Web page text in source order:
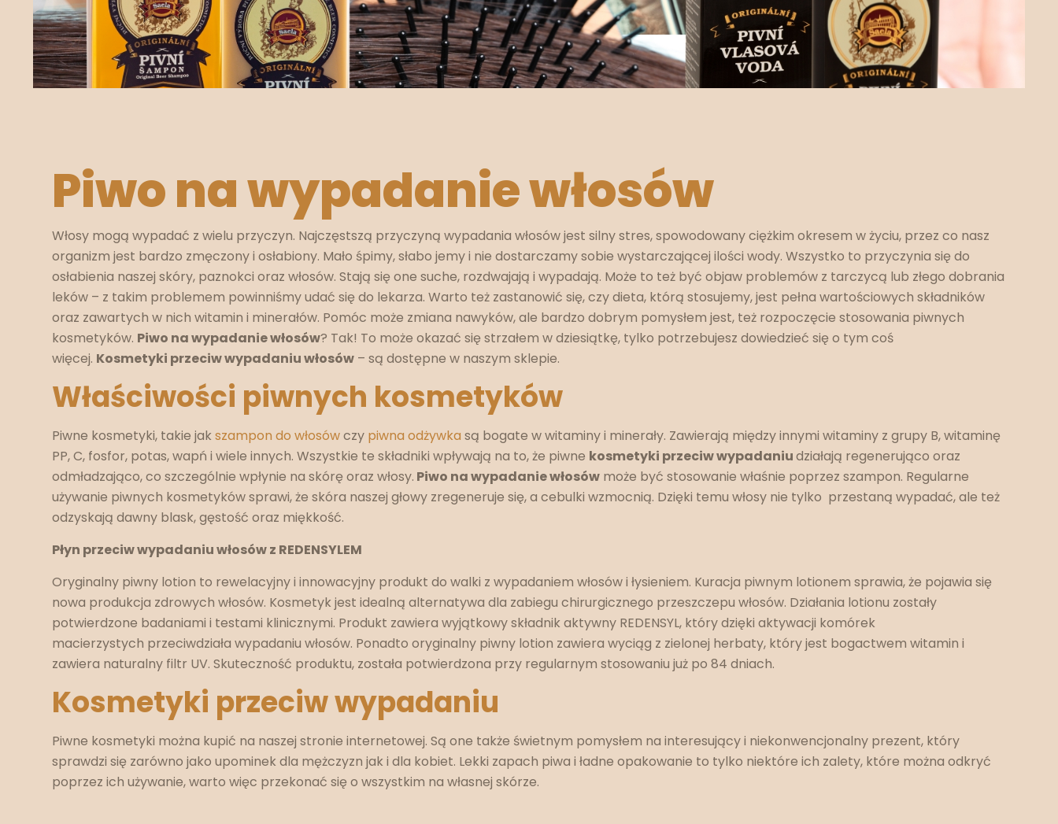
Piwo na wypadanie włosów
Włosy mogą wypadać z wielu przyczyn. Najczęstszą przyczyną wypadania włosów jest silny stres, spowodowany ciężkim okresem w życiu, przez co nasz
organizm jest bardzo zmęczony i osłabiony. Mało śpimy, słabo jemy i nie dostarczamy sobie wystarczającej ilości wody. Wszystko to przyczynia się do
osłabienia naszej skóry, paznokci oraz włosów. Stają się one suche, rozdwajają i wypadają. Może to też być objaw problemów z tarczycą lub złego dobrania
leków – z takim problemem powinniśmy udać się do lekarza. Warto też zastanowić się, czy dieta, którą stosujemy, jest pełna wartościowych składników
oraz zawartych w nich witamin i minerałów. Pomóc może zmiana nawyków, ale bardzo dobrym pomysłem jest, też rozpoczęcie stosowania piwnych
kosmetyków. Piwo na wypadanie włosów? Tak! To może okazać się strzałem w dziesiątkę, tylko potrzebujesz dowiedzieć się o tym coś
więcej. Kosmetyki przeciw wypadaniu włosów – są dostępne w naszym sklepie.
Właściwości piwnych kosmetyków
Piwne kosmetyki, takie jakszampon do włosówczy piwna odżywka są bogate w witaminy i minerały. Zawierają między innymi witaminy z grupy B, witaminę
PP, C, fosfor, potas, wapń i wiele innych. Wszystkie te składniki wpływają na to, że piwne kosmetyki przeciw wypadaniudziałają regenerująco oraz
odmładzająco, co szczególnie wpłynie na skórę oraz włosy. Piwo na wypadanie włosów może być stosowanie właśnie poprzez szampon. Regularne
używanie piwnych kosmetyków sprawi, że skóra naszej głowy zregeneruje się, a cebulki wzmocnią. Dzięki temu włosy nie tylko przestaną wypadać, ale też
odzyskają dawny blask, gęstość oraz miękkość.
Płyn przeciw wypadaniu włosów z REDENSYLEM
Oryginalny piwny lotion to rewelacyjny i innowacyjny produkt do walki z wypadaniem włosów i łysieniem. Kuracja piwnym lotionem sprawia, że pojawia się
nowa produkcja zdrowych włosów. Kosmetyk jest idealną alternatywa dla zabiegu chirurgicznego przeszczepu włosów. Działania lotionu zostały
potwierdzone badaniami i testami klinicznymi. Produkt zawiera wyjątkowy składnik aktywny REDENSYL, który dzięki aktywacji komórek
macierzystych przeciwdziała wypadaniu włosów. Ponadto oryginalny piwny lotion zawiera wyciąg z zielonej herbaty, który jest bogactwem witamin i
zawiera naturalny filtr UV. Skuteczność produktu, została potwierdzona przy regularnym stosowaniu już po 84 dniach.
Kosmetyki przeciw wypadaniu
Piwne kosmetyki można kupić na naszej stronie internetowej. Są one także świetnym pomysłem na interesujący i niekonwencjonalny prezent, który
sprawdzi się zarówno jako upominek dla mężczyzn jak i dla kobiet. Lekki zapach piwa i ładne opakowanie to tylko niektóre ich zalety, które można odkryć
poprzez ich używanie, warto więc przekonać się o wszystkim na własnej skórze.